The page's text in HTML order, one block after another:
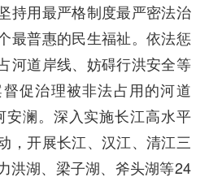
持用最严格制度最严密法治
最普惠的民生福祉。依法惩
河道岸线、妨碍行洪安全等
促治理被非法占用的河道
安澜。深入实施长江高水平
，开展长江、汉江、清江三
洪湖、梁子湖、斧头湖等24